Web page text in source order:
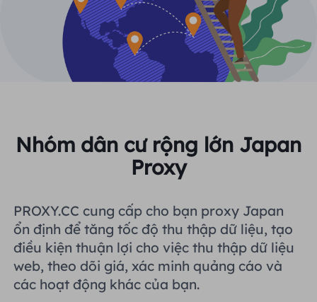
Xác minh quảng cáo
Quét và thu thập dữ liệu web
CÔNG CỤ MIỄN PHÍ
Trình kiểm tra proxy
ĐỊA ĐIỂM
Vương quốc Anh
Brazil
Nga
Blog
Hướng dẫn sử dụng
Cách bật lại quyền thông
báo trang web
Tích hợp thêm
中文
English
Deutsch
Русский
हिंदी
Thưởng thứcGiảm giá 77%và hành động
ngay!
Khu dân cư $0/GB Không giới hạn $0/Ngày
Nhóm dân cư rộng lớn Japan
Proxy
PROXY.CC cung cấp cho bạn proxy Japan
ổn định để tăng tốc độ thu thập dữ liệu, tạo
điều kiện thuận lợi cho việc thu thập dữ liệu
web, theo dõi giá, xác minh quảng cáo và
các hoạt động khác của bạn.